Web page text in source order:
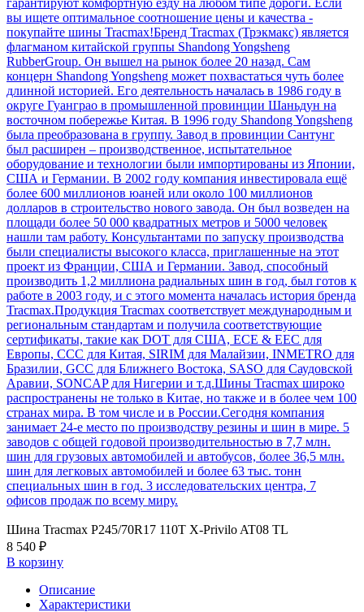
вы ищете оптимальное соотношение цены и качества -
покупайте шины Tracmax!Бренд Tracmax (Трэкмакс) является
флагманом китайской группы Shandong Yongsheng
RubberGroup. Он вышел на рынок более 20 назад. Сам
концерн Shandong Yongsheng может похвастаться чуть более
длинной историей. Его деятельность началась в 1986 году в
округе Гуанграо в промышленной провинции Шаньдун на
восточном побережье Китая. В 1996 году Shandong Yongsheng
была преобразована в группу. Завод в провинции Сантунг
был расширен – производственное, испытательное
оборудование и технологии были импортированы из Японии,
США и Германии. В 2002 году компания инвестировала ещё
более 600 миллионов юаней или около 100 миллионов
долларов в строительство нового завода. Он был возведен на
площади более 50 000 квадратных метров и 5000 человек
нашли там работу. Консультантами по запуску производства
были специалисты высокого класса, приглашенные на этот
проект из Франции, США и Германии. Завод, способный
производить 1,2 миллиона радиальных шин в год, был готов к
работе в 2003 году, и с этого момента началась история бренда
Tracmax.Продукция Tracmax соответствует международным и
региональным стандартам и получила соответствующие
сертификаты, такие как DOT для США, ECE & EEC для
Европы, CCC для Китая, SIRIM для Малайзии, INMETRO для
Бразилии, GCC для Ближнего Востока, SASO для Саудовской
Аравии, SONCAP для Нигерии и т.д.Шины Tracmax широко
распространены не только в Китае, но также и в более чем 100
странах мира. В том числе и в России.Сегодня компания
занимает 24-е место по производству резины и шин в мире. 5
заводов с общей годовой производительностью в 7,7 млн.
шин для грузовых автомобилей и автобусов, более 36,5 млн.
шин для легковых автомобилей и более 63 тыс. тонн
специальных шин в год. 3 исследовательских центра, 7
офисов продаж по всему миру.
Шина Tracmax P245/70R17 110T X-Privilo AT08 TL
8 540 ₽
В корзину
Описание
Характеристики